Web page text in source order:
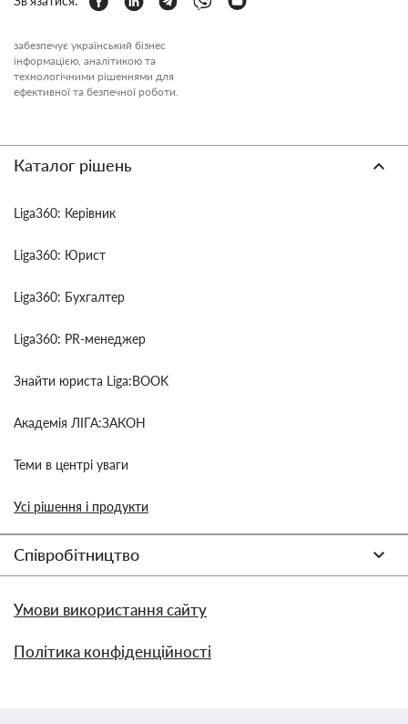
забезпечує український бізнес
інформацією, аналітикою та
технологічними рішеннями для
ефективної та безпечної роботи.
Каталог рішень
Liga360: Керівник
Liga360: Юрист
Liga360: Бухгалтер
Liga360: PR-менеджер
Знайти юриста Liga:BOOK
Академія ЛІГА:ЗАКОН
Теми в центрі уваги
Усі рішення і продукти
Співробітництво
Умови використання сайту
Політика конфіденційності